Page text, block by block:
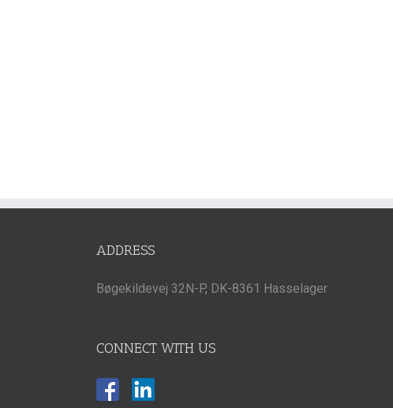
ADDRESS
Bøgekildevej 32N-P, DK-8361 Hasselager
CONNECT WITH US